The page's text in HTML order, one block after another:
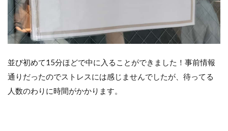
並び初めて15分ほどで中に入ることができました！事前情報
通りだったのでストレスには感じませんでしたが、待ってる
人数のわりに時間がかかります。